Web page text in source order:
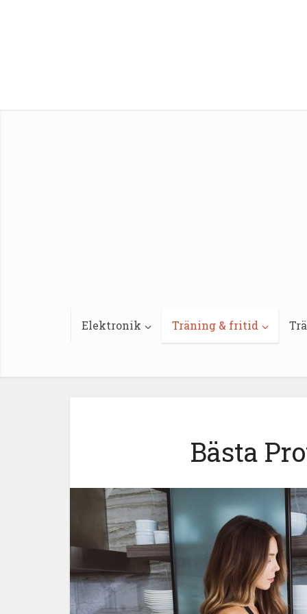
Elektronik Träning & fritid
Bästa